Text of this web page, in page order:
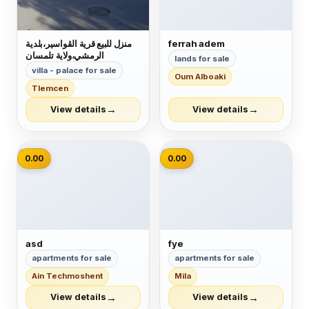
منزل للبيع قرية الڨواسير،بلدية
الرمشي،ولاية تلمسان
villa - palace for sale
Tlemcen
View details →
ferrah adem
lands for sale
Oum Alboaki
View details →
📷
0.00
asd
apartments for sale
Ain Techmoshent
View details →
📷
0.00
fye
apartments for sale
Mila
View details →